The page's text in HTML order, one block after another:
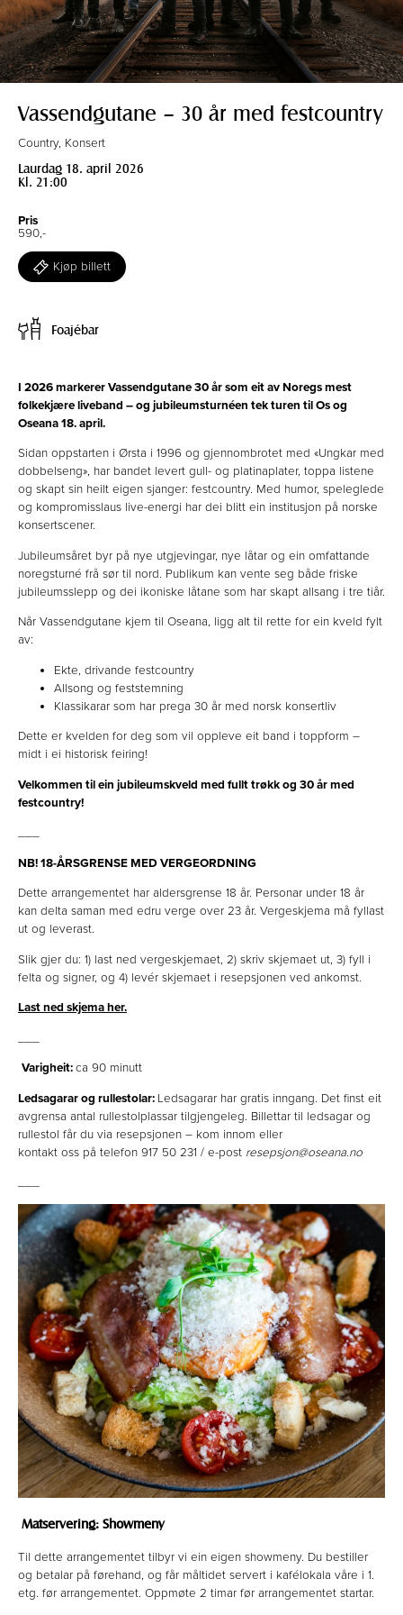
I 2026 markerer Vassendgutane 30 år som eit av Noregs mest
folkekjære liveband – og jubileumsturnéen tek turen til Os og
Oseana 18. april.
Sidan oppstarten i Ørsta i 1996 og gjennombrotet med «Ungkar med
dobbelseng», har bandet levert gull- og platinaplater, toppa listene
og skapt sin heilt eigen sjanger: festcountry. Med humor, speleglede
og kompromisslaus live-energi har dei blitt ein institusjon på norske
konsertscener.
Jubileumsåret byr på nye utgjevingar, nye låtar og ein omfattande
noregsturné frå sør til nord. Publikum kan vente seg både friske
jubileumsslepp og dei ikoniske låtane som har skapt allsang i tre tiår.
Når Vassendgutane kjem til Oseana, ligg alt til rette for ein kveld fylt
av:
Ekte, drivande festcountry
Allsong og feststemning
Klassikarar som har prega 30 år med norsk konsertliv
Dette er kvelden for deg som vil oppleve eit band i toppform –
midt i ei historisk feiring!
Velkommen til ein jubileumskveld med fullt trøkk og 30 år med
festcountry!
___
NB! 18-ÅRSGRENSE MED VERGEORDNING
Dette arrangementet har aldersgrense 18 år. Personar under 18 år
kan delta saman med edru verge over 23 år. Vergeskjema må fyllast
ut og leverast.
Slik gjer du: 1) last ned vergeskjemaet, 2) skriv skjemaet ut, 3) fyll i
felta og signer, og 4) levér skjemaet i resepsjonen ved ankomst.
Last ned skjema her.
Varigheit:ca 90 minutt
Ledsagarar og rullestolar: Ledsagarar har gratis inngang. Det finst eit
avgrensa antal rullestolplassar tilgjengeleg. Billettar til ledsagar og
rullestol får du via resepsjonen – kom innom eller
kontakt oss på telefon 917 50 231 / e-post resepsjon@oseana.no
___
Matservering: Showmeny
Til dette arrangementet tilbyr vi ein eigen showmeny. Du bestiller
og betalar på førehand, og får måltidet servert i kafélokala våre i 1.
etg. før arrangementet. Oppmøte 2 timar før arrangementet startar.
Vassendgutane – 30 år med festcountry
Country, Konsert
Laurdag 18. april 2026
Kl. 21:00
Pris
590,-
Kjøp billett
Foajébar